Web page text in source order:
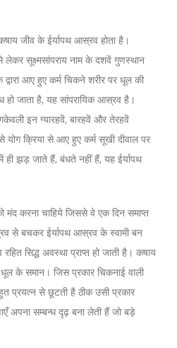
जीव के ईर्यापथ आस्रव होता है।
लेकर सूक्ष्मसांपराय नाम के दशवें गुणस्थान
आए हुए कर्म चिकने शरीर पर धूल की
जाता है, यह सांपरायिक आस्रव है।
इन ग्यारहवें, बारहवें और तेरहवें
योग क्रिया से आए हुए कर्म सूखी दीवाल पर
ही झड़ जाते हैं, बंधते नहीं हैं, यह ईर्यापथ
मंद करना चाहिये जिससे वे एक दिन समाप्त
से बचकर ईर्यापथ आस्रव के स्वामी बन
सिद्ध अवस्था प्राप्त हो जाती है। कषाय
के समान। जिस प्रकार चिकनाई वाली
प्रयत्न से छूटती है ठीक उसी प्रकार
अपना सम्बन्ध दृढ़ बना लेती हैं जो बड़े